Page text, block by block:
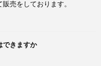
売をしております。
できますか